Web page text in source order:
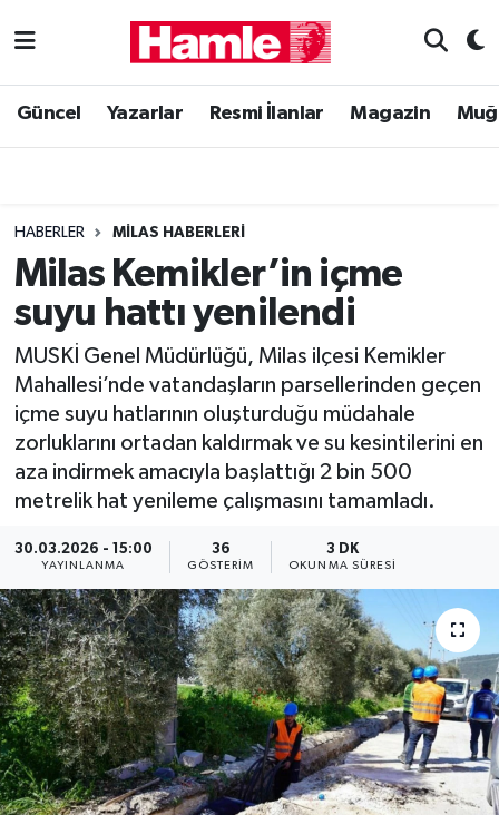
Güncel Yazarlar Resmi İlanlar Magazin
HABERLER MILAS HABERLERI
Milas Kemikler’in içme
suyu hattı yenilendi
MUSKİ Genel Müdürlüğü, Milas ilçesi Kemikler
Mahallesi’nde vatandaşların parsellerinden geçen
içme suyu hatlarının oluşturduğu müdahale
zorluklarını ortadan kaldırmak ve su kesintilerini en
aza indirmek amacıyla başlattığı 2 bin 500
metrelik hat yenileme çalışmasını tamamladı.
30.03.2026 - 15:00
YAYINLANMA
36
GÖSTERIM
3 DK
OKUNMA SÜRESI
Güncel
Magazin
Muğla Haber
Siyaset
Muğla Nöbetçi Eczaneler
Muğla Trafik Yoğunluk Haritası
Süper Lig Puan Durumu ve Fikstür
Tüm Manşetler
Son Dakika Haberleri
Haber Arşivi